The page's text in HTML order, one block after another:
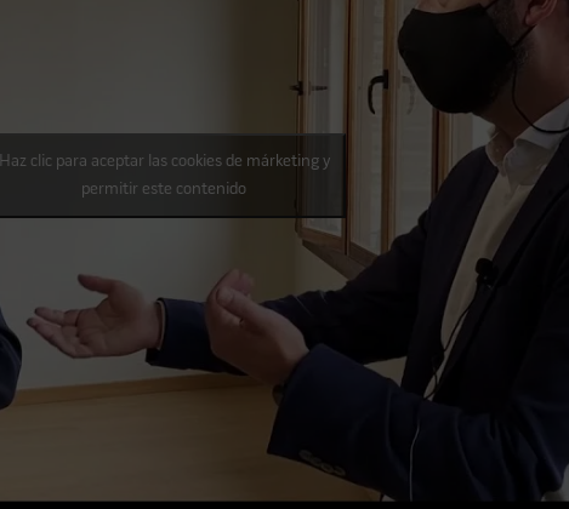
Haz clic para aceptar las cookies de márketing y
permitir este contenido